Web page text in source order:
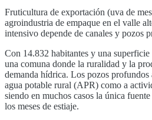
Fruticultura de exportación (uva de
agroindustria de empaque en el valle
intensivo depende de canales y pozos
Con 14.832 habitantes y una superficie
una comuna donde la ruralidad y la
demanda hídrica. Los pozos profundos
agua potable rural (APR) como a
siendo en muchos casos la única
los meses de estiaje.